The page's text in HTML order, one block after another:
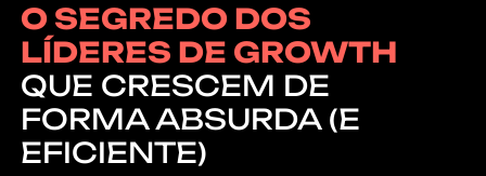
O SEGREDO DOS
LÍDERES DE GROWTH
QUE CRESCEM DE
FORMA ABSURDA (E
EFICIENTE)